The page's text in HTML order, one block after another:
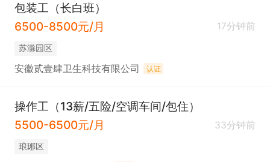
包装工（长白班）
6500-8500元/月
17分钟前
苏滁园区
安徽贰壹肆卫生科技有限公司 认证
操作工（13薪/五险/空调车间/包住）
5500-6500元/月
33分钟前
琅琊区